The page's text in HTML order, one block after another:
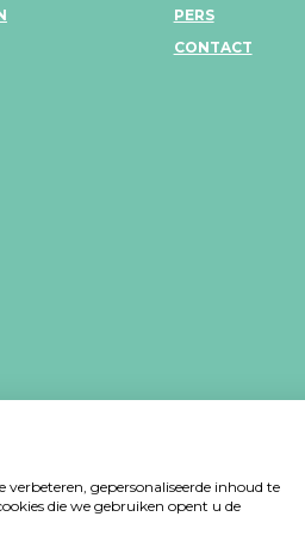
PERS
CONTACT
verbeteren, gepersonaliseerde inhoud te
die we gebruiken opent u de